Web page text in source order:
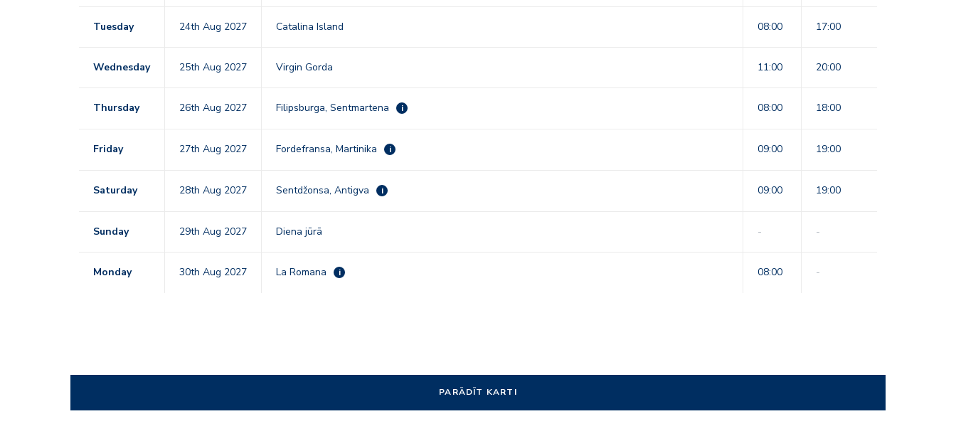
Tuesday 24th Aug 2027 Catalina Island 08:00 17:00
Wednesday 25th Aug 2027 Virgin Gorda 11:00 20:00
Thursday 26th Aug 2027 Filipsburga, Sentmartena i 08:00 18:00
Friday 27th Aug 2027 Fordefransa, Martinika i 09:00 19:00
Saturday 28th Aug 2027 Sentdžonsa, Antigva i 09:00 19:00
Sunday 29th Aug 2027 Diena jūrā - -
Monday 30th Aug 2027 La Romana i 08:00 -
PARĀDĪT KARTI